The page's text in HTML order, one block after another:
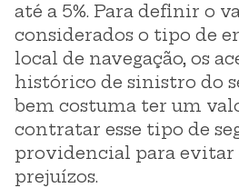
até a 5%. Para definir o
considerados o tipo de
local de navegação, os
histórico de sinistro do
bem costuma ter um
contratar esse tipo de
providencial para evitar
prejuízos.